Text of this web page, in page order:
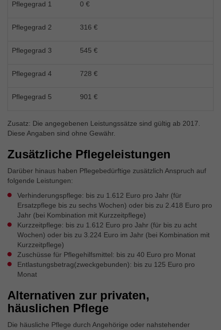
Pflegegrad 1 0 €
Pflegegrad 2 316 €
Pflegegrad 3 545 €
Pflegegrad 4 728 €
Pflegegrad 5 901 €
Zusatz: Die angegebenen Leistungssätze sind gültig ab 2017.
Diese Angaben sind ohne Gewähr.
Zusätzliche Pflegeleistungen
Darüber hinaus haben Pflegebedürftige zusätzlich Anspruch auf
folgende Leistungen:
Verhinderungspflege: bis zu 1.612 Euro pro Jahr (für
Ersatzpflege bis zu sechs Wochen) oder bis zu 2.418 Euro pro
Jahr (bei Kombination mit Kurzzeitpflege)
Kurzzeitpflege: bis zu 1.612 Euro pro Jahr (für bis zu acht
Wochen) oder bis zu 3.224 Euro im Jahr (bei Kombination mit
Kurzzeitpflege)
Zuschüsse für Pflegehilfsmittel: bis zu 40 Euro pro Monat
Entlastungsbetrag(zweckgebunden): bis zu 125 Euro pro
Monat
Alternativen zur privaten,
häuslichen Pflege
Die häusliche Pflege durch Angehörige oder nahstehender
Externe Inhalte
Ihnen zusätzliche Informationen anzubieten.